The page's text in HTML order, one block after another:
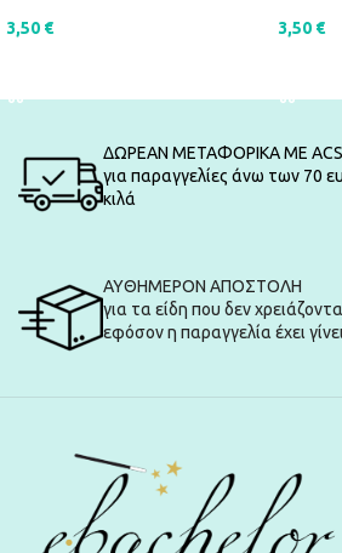
3,50 € 3,50 €
ΔΩΡΕΑΝ ΜΕΤΑΦΟΡΙΚΑ ΜΕ ACS
για παραγγελίες άνω των 70
κιλά
ΑΥΘΗΜΕΡΟΝ ΑΠΟΣΤΟΛΗ
για τα είδη που δεν
εφόσον η παραγγελία έχει